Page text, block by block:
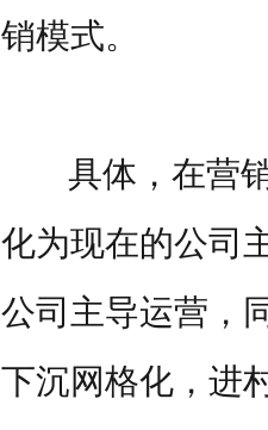
销模式。
具体，在营销
化为现在的公司
公司主导运营，
下沉网格化，进